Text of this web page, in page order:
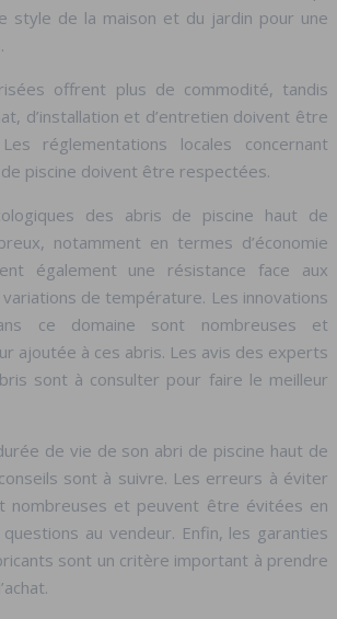
style de la maison et du jardin pour une
offrent plus de commodité, tandis
d’installation et d’entretien doivent être
réglementations locales concernant
de piscine doivent être respectées.
des abris de piscine haut de
notamment en termes d’économie
également une résistance face aux
de température. Les innovations
ce domaine sont nombreuses et
ajoutée à ces abris. Les avis des experts
sont à consulter pour faire le meilleur
de vie de son abri de piscine haut de
sont à suivre. Les erreurs à éviter
nombreuses et peuvent être évitées en
au vendeur. Enfin, les garanties
sont un critère important à prendre